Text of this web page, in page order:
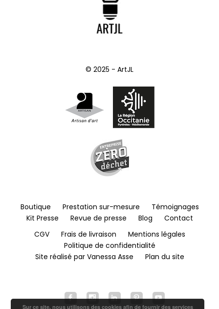
© 2025 - ArtJL
Boutique Prestation sur-mesure
Témoignages
Kit Presse
Revue de presse Blog
Contact
CGV
Frais de livraison
Mentions légales
Politique de confidentialité
Site réalisé par Vanessa Asse
Plan du site
Sur ce site, nous utilisons des cookies afin de fournir des services